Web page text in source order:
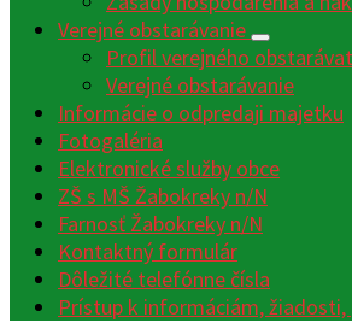
Verejné obstarávanie
Profil verejného
Verejné obstarávanie
Informácie o odpredaji majetku
Fotogaléria
Elektronické služby obce
ZŠ s MŠ Žabokreky n/N
Farnosť Žabokreky n/N
Kontaktný formulár
Dôležité telefónne čísla
Prístup k informáciám, žiadosti,